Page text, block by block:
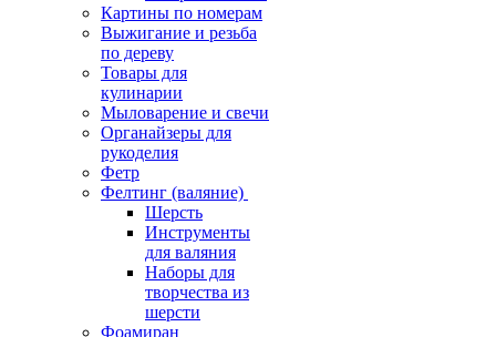
Картины по номерам
Выжигание и резьба
по дереву
Товары для
кулинарии
Мыловарение и свечи
Органайзеры для
рукоделия
Фетр
Фелтинг (валяние)
Шерсть
Инструменты
для валяния
Наборы для
творчества из
шерсти
Фоамиран